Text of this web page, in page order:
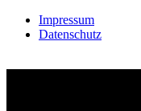
Impressum
Datenschutz